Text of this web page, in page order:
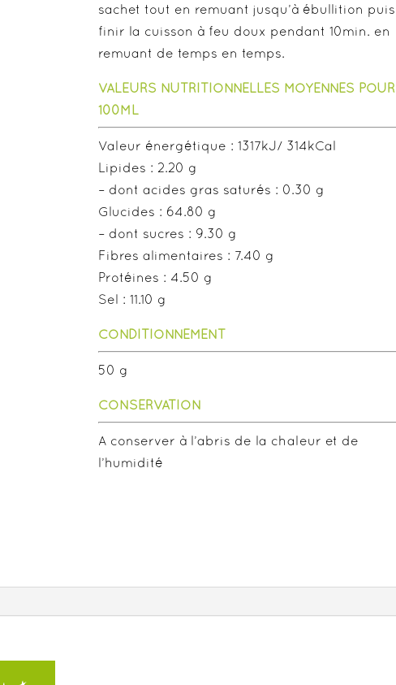
sachet tout en remuant jusqu’à ébullition puis
finir la cuisson à feu doux pendant 10min. en
remuant de temps en temps.
VALEURS NUTRITIONNELLES MOYENNES POUR
100ML
Valeur énergétique : 1317kJ/ 314kCal
Lipides : 2.20 g
– dont acides gras saturés : 0.30 g
Glucides : 64.80 g
– dont sucres : 9.30 g
Fibres alimentaires : 7.40 g
Protéines : 4.50 g
Sel : 11.10 g
CONDITIONNEMENT
50 g
CONSERVATION
A conserver à l’abris de la chaleur et de
l’humidité